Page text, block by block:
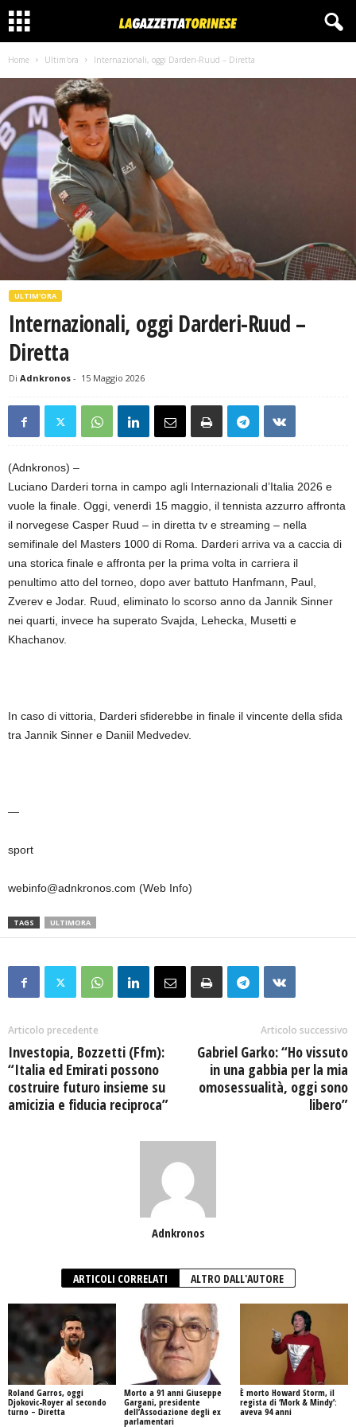
Home Ultim'ora Internazionali, oggi Darderi-Ruud – Diretta
ULTIM'ORA
Internazionali, oggi Darderi-Ruud –
Diretta
Di Adnkronos - 15 Maggio 2026
(Adnkronos) –
Luciano Darderi torna in campo agli Internazionali d’Italia 2026 e
vuole la finale. Oggi, venerdì 15 maggio, il tennista azzurro affronta
il norvegese Casper Ruud – in diretta tv e streaming – nella
semifinale del Masters 1000 di Roma. Darderi arriva va a caccia di
una storica finale e affronta per la prima volta in carriera il
penultimo atto del torneo, dopo aver battuto Hanfmann, Paul,
Zverev e Jodar. Ruud, eliminato lo scorso anno da Jannik Sinner
nei quarti, invece ha superato Svajda, Lehecka, Musetti e
Khachanov.
In caso di vittoria, Darderi sfiderebbe in finale il vincente della sfida
tra Jannik Sinner e Daniil Medvedev.
—
sport
webinfo@adnkronos.com (Web Info)
TAGS ULTIMORA
Articolo precedente
Investopia, Bozzetti (Ffm):
“Italia ed Emirati possono
costruire futuro insieme su
amicizia e fiducia reciproca”
Articolo successivo
Gabriel Garko: “Ho vissuto
in una gabbia per la mia
omosessualità, oggi sono
libero”
Adnkronos
ARTICOLI CORRELATI ALTRO DALL'AUTORE
Roland Garros, oggi
Djokovic-Royer al secondo
turno – Diretta
Morto a 91 anni Giuseppe
Gargani, presidente
dell’Associazione degli ex
parlamentari
È morto Howard Storm, il
regista di ‘Mork & Mindy’:
aveva 94 anni